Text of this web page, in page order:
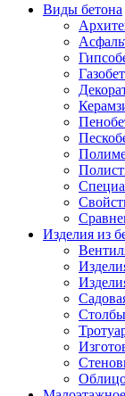
Виды бетона
Изделия из